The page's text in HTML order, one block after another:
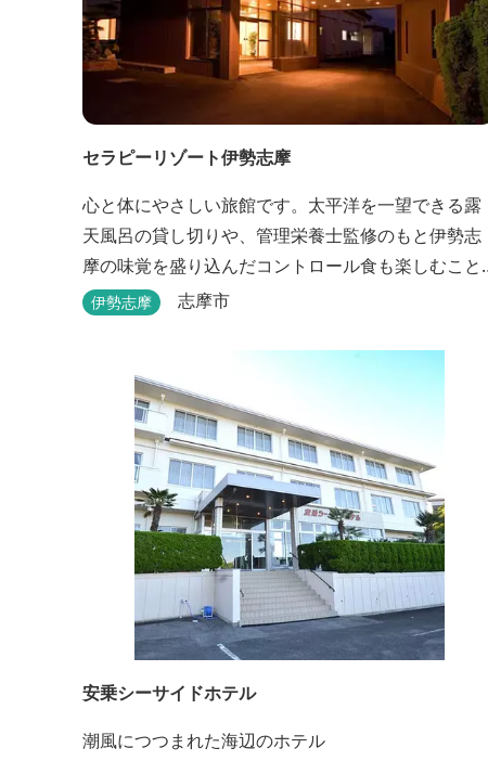
セラピーリゾート伊勢志摩
心と体にやさしい旅館です。太平洋を一望できる露
天風呂の貸し切りや、管理栄養士監修のもと伊勢志
摩の味覚を盛り込んだコントロール食も楽しむこと
ができます。
伊勢志摩 志摩市
安乗シーサイドホテル
潮風につつまれた海辺のホテル